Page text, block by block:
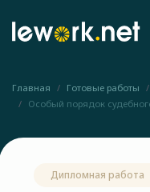
Главная Готовые работы
Особый порядок
Дипломная работа